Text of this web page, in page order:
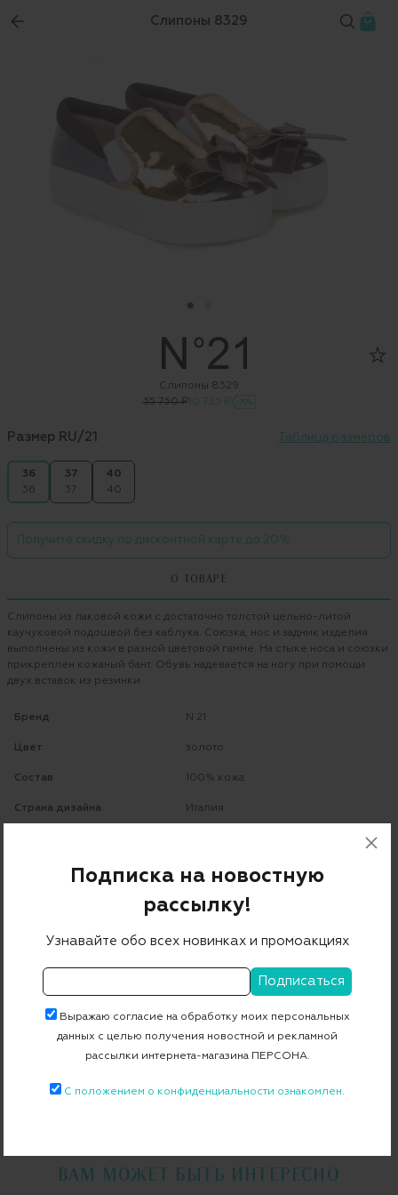
Слипоны 8329
Слипоны 8329
35 750 ₽ 10 725 ₽ -70%
Размер RU/21 Таблица размеров
36
36
37
37
40
40
Получите скидку по дисконтной карте до 20%
О ТОВАРЕ
Слипоны из лаковой кожи с достаточно толстой цельно-литой
каучуковой подошвой без каблука. Союзка, нос и задник изделия
выполнены из кожи в разной цветовой гамме. На стыке носа и союзки
прикреплен кожаный бант. Обувь надевается на ногу при помощи
двух вставок из резинки.
Бренд N 21
Цвет золото
Состав 100% кожа
Страна дизайна Италия
ВСЕ ТОВАРЫ
ВСЕ СЛИПОНЫN 21
ВАМ МОЖЕТ БЫТЬ ИНТЕРЕСНО
Подписка на новостную
рассылку!
Узнавайте обо всех новинках и промоакциях
Выражаю согласие на обработку моих персональных
данных с целью получения новостной и рекламной
рассылки интернета-магазина ПЕРСОНА.
С положением о конфиденциальности ознакомлен.